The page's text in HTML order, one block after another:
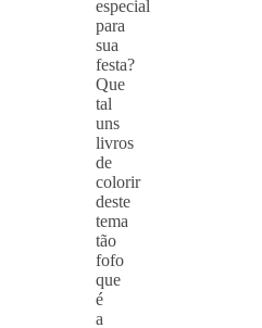
especial
para
sua
festa?
Que
tal
uns
livros
de
colorir
deste
tema
tão
fofo
que
é
a